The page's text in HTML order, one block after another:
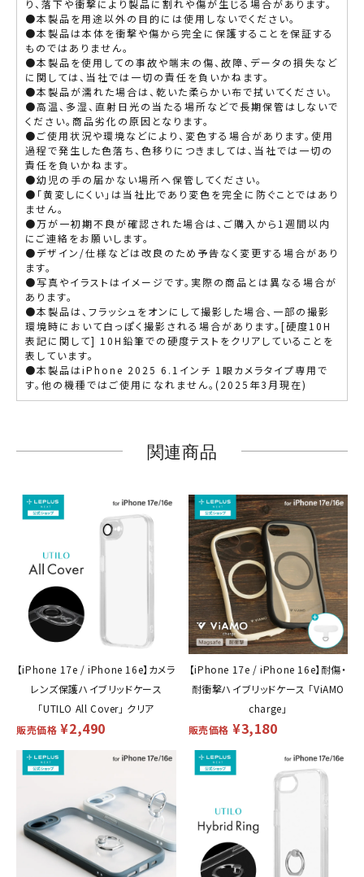
り、落下や衝撃により製品に割れや傷が生じる場合があります。
●本製品を用途以外の目的には使用しないでください。
●本製品は本体を衝撃や傷から完全に保護することを保証する
ものではありません。
●本製品を使用しての事故や端末の傷、故障、データの損失など
に関しては、当社では一切の責任を負いかねます。
●本製品が濡れた場合は、乾いた柔らかい布で拭いてください。
●高温、多湿、直射日光の当たる場所などで長期保管はしないで
ください。商品劣化の原因となります。
●ご使用状況や環境などにより、変色する場合があります。使用
過程で発生した色落ち、色移りにつきましては、当社では一切の
責任を負いかねます。
●幼児の手の届かない場所へ保管してください。
●「黄変しにくい」は当社比であり変色を完全に防ぐことではあり
ません。
●万が一初期不良が確認された場合は、ご購入から1週間以内
にご連絡をお願いします。
●デザイン/仕様などは改良のため予告なく変更する場合があり
ます。
●写真やイラストはイメージです。実際の商品とは異なる場合が
あります。
●本製品は、フラッシュをオンにして撮影した場合、一部の撮影
環境時において白っぽく撮影される場合があります。[硬度10H
表記に関して] 10H鉛筆での硬度テストをクリアしていることを
表しています。
●本製品はiPhone 2025 6.1インチ 1眼カメラタイプ専用で
す。他の機種ではご使用になれません。(2025年3月現在)
関連商品
【iPhone 17e / iPhone 16e】カメラ
レンズ保護ハイブリッドケース
「UTILO All Cover」 クリア
販売価格 ¥2,490
【iPhone 17e / iPhone 16e】耐傷・
耐衝撃ハイブリッドケース 「ViAMO
charge」
販売価格 ¥3,180